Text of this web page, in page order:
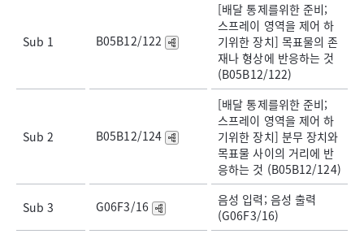
Sub 1 B05B12/122
[배달 통제를위한 준비;
스프레이 영역을 제어 하
기위한 장치] 목표물의 존
재나 형상에 반응하는 것
(B05B12/122)
Sub 2 B05B12/124
[배달 통제를위한 준비;
스프레이 영역을 제어 하
기위한 장치] 분무 장치와
목표물 사이의 거리에 반
응하는 것 (B05B12/124)
Sub 3 G06F3/16
음성 입력; 음성 출력
(G06F3/16)